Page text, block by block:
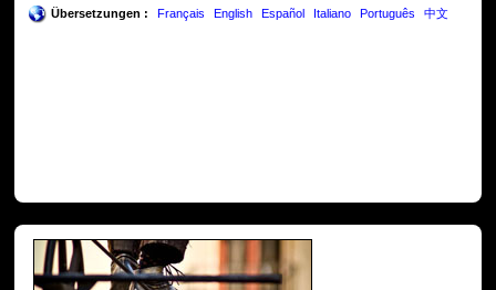
Übersetzungen : Français English Español Italiano Português 中文